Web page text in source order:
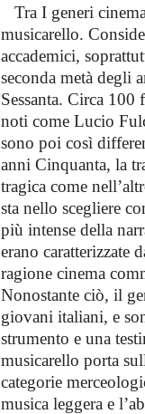
Tra I generi
musicarello.
accademici,
seconda metà degli
Sessanta. Circa
noti come Lucio
sono poi così
anni Cinquanta, la
tragica come
sta nello scegliere
più intense della
erano caratterizzate
ragione cinema
Nonostante ciò, il
giovani italiani, e
strumento e una
musicarello porta
categorie
musica leggera e